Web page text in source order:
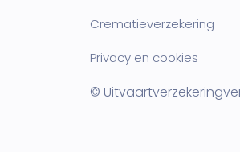
Crematieverzekering
Privacy en cookies
©